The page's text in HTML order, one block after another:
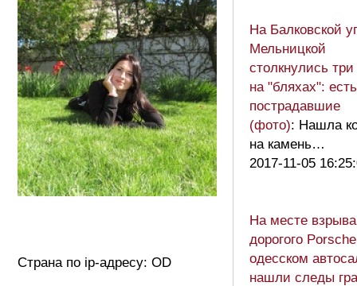
Страна по ip-адресу: OD
На Балковской
Мельницкой
столкнулись три
на "бляхах": есть
пострадавшие
(фото): Нашла
на камень…
2017-11-05
На месте взрыва
дорогого
одесском
нашли следы